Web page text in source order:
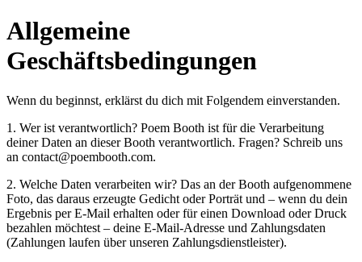
Allgemeine
Geschäftsbedingungen
Wenn du beginnst, erklärst du dich mit Folgendem einverstanden.
1. Wer ist verantwortlich? Poem Booth ist für die Verarbeitung
deiner Daten an dieser Booth verantwortlich. Fragen? Schreib uns
an contact@poembooth.com.
2. Welche Daten verarbeiten wir? Das an der Booth aufgenommene
Foto, das daraus erzeugte Gedicht oder Porträt und – wenn du dein
Ergebnis per E-Mail erhalten oder für einen Download oder Druck
bezahlen möchtest – deine E-Mail-Adresse und Zahlungsdaten
(Zahlungen laufen über unseren Zahlungsdienstleister).